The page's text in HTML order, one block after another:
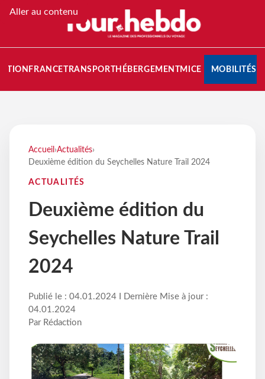
Aller au contenu
FRANCETRANSPORT HÉBERGEMENTMICE MOBILITÉS
Accueil ›Actualités›
Deuxième édition du Seychelles Nature Trail 2024
ACTUALITÉS
Deuxième édition du
Seychelles Nature Trail
2024
Publié le : 04.01.2024 I Dernière Mise à jour :
04.01.2024
Par Rédaction